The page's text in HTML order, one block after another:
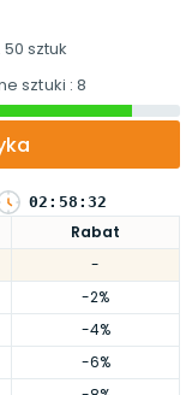
Rabat
-
-2%
-4%
-6%
50 sztuk
sztuki : 8
02 : 58 :32